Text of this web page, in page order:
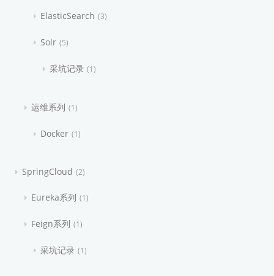
ElasticSearch 3
Solr 5
采坑记录 1
运维系列 1
Docker 1
SpringCloud 2
Eureka系列 1
Feign系列 1
采坑记录 1